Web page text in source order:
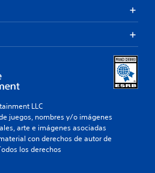
LLC
juegos, nombres y/o imágenes
arte e imágenes asociadas
con derechos de autor de
los derechos